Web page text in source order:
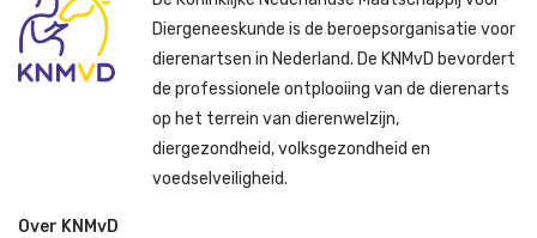
Diergeneeskunde is de beroepsorganisatie voor
dierenartsen in Nederland. De KNMvD bevordert
de professionele ontplooiing van de dierenarts
op het terrein van dierenwelzijn,
diergezondheid, volksgezondheid en
voedselveiligheid.
Over KNMvD